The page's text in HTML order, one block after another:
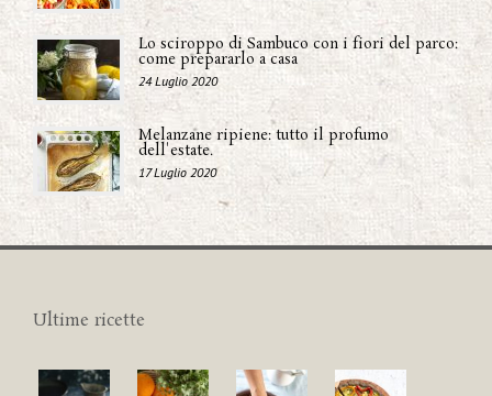
Lo sciroppo di Sambuco con i fiori del parco:
come prepararlo a casa
24 Luglio 2020
Melanzane ripiene: tutto il profumo
dell'estate.
17 Luglio 2020
Ultime ricette